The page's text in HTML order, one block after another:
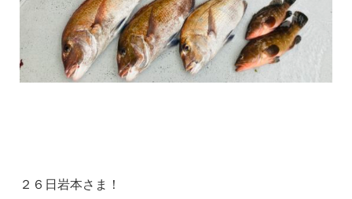
２６日岩本さま！